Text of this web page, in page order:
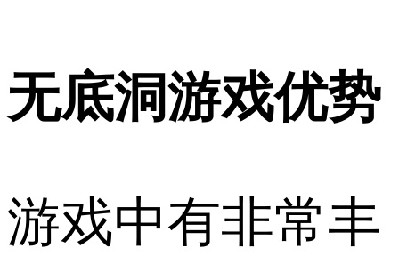
无底洞游戏优势
游戏中有非常丰